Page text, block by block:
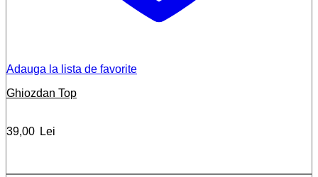
Adauga la lista de favorite
Ghiozdan Top
39,00 Lei